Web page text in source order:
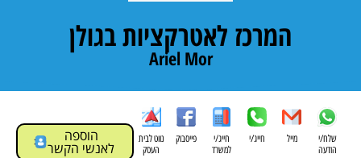
המרכז לאטרקציות בגולן
Ariel Mor
שלח/י
הודעה
מייל חייג/י
חייג/י
למשרד
פייסבוק
נווט לבית
העסק
הוספה
לאנשי הקשר